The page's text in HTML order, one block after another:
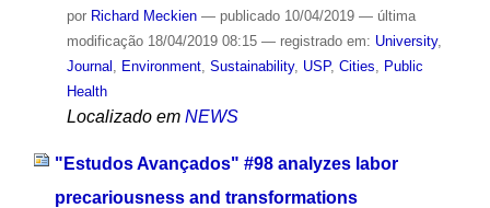
por Richard Meckien — publicado10/04/2019 — última
modificação18/04/2019 08:15 — registrado em: University,
Journal
Environment, Sustainability, USP, Cities
Public
Health
Localizado em NEWS
"Estudos Avançados" #98 analyzes labor
precariousness and transformations